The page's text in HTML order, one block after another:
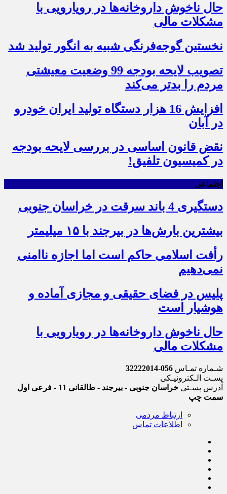
حال ناخوش داروخانه‌ها در رویارویی با
مشکلات مالی
نخستین گوجه‌فرنگی شبیه به انگور تولید شد
تصویب لایحه بودجه 99 وضعیت معیشتی
مردم را بدتر می‌کند
افزایش 16 هزار دستگاه تولید ایران خودرو
در آبان
نقض قانون اساسی در بررسی لایحه بودجه
در کمیسیون تلفیق!
اجتماعی
دستگیری 4 باند سرقت در خراسان جنوبی
بیشترین بارش‌ها در بیرجند با ۱۵ میلیمتر
رأفت اسلامی حاکم است اما اجازه ناامنی
نمی‌دهیم
پلیس در فضای حقیقی و مجازی آماده و
هوشیار است
حال ناخوش داروخانه‌ها در رویارویی با
مشکلات مالی
شـماره تمـاس 056-32222014
پسـت الـکترونیـکی
آدرس پسـتی
خراسان جنوبی - بیرجند - طالقانی 11 - فرعی اول
سمت چپ
ارتباط مردمی
اطلاعات تماس